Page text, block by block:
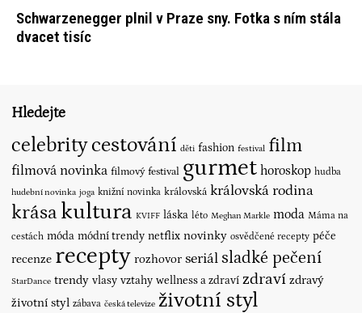
Schwarzenegger plnil v Praze sny. Fotka s ním stála
dvacet tisíc
Hledejte
celebritycestování děti fashion festival film
filmová novinka filmový festival gurmet horoskop hudba
hudební novinka joga knižní novinka královská královská rodina
krása kultura KVIFF láska léto Meghan Markle moda Máma na
cestách móda módní trendy netflix novinky osvědčené recepty péče
recenze recepty rozhovor seriál sladké pečení
StarDance trendy vlasy vztahy wellness a zdraví zdraví zdravý
životní styl zábava česká televize životní styl